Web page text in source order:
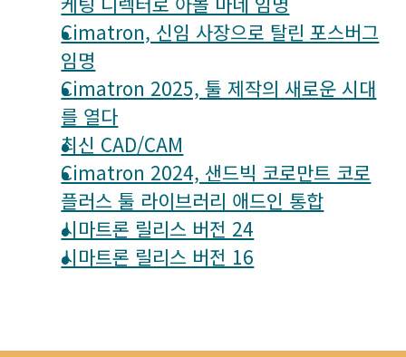
Cimatron, 신임 사장으로 탈린 포스버그
임명
Cimatron 2025, 툴 제작의 새로운 시대
를 열다
최신 CAD/CAM
Cimatron 2024, 샌드빅 코로만트 코로
플러스 툴 라이브러리 애드인 통합
시마트론 릴리스 버전 24
시마트론 릴리스 버전 16